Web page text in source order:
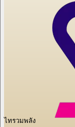
ไทรวมพลัง